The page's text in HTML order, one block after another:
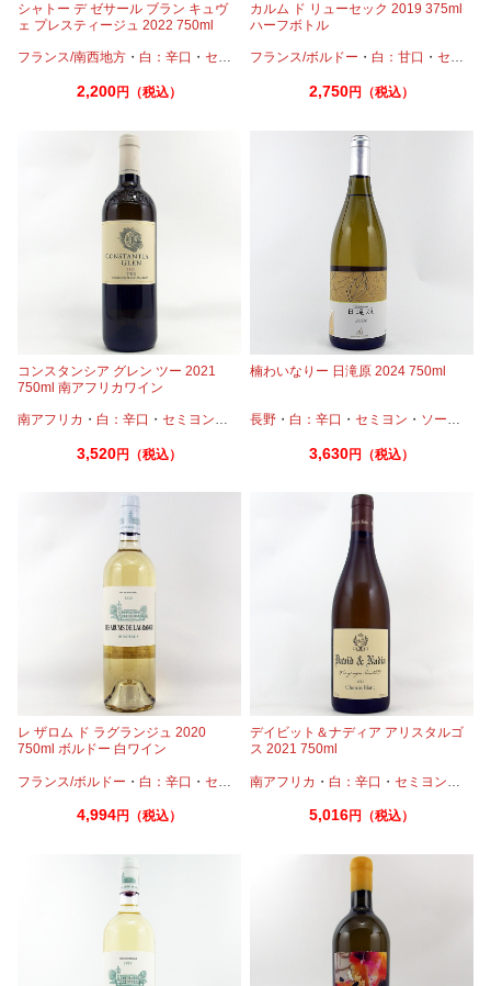
シャトー デ ゼサール ブラン キュヴ
ェ プレスティージュ 2022 750ml
フランス/南西地方 ・ 白：辛口 ・ セミヨン ・ソーヴィニオンブラン
2,200円（税込）
カルム ド リューセック 2019 375ml
ハーフボトル
フランス/ボルドー ・ 白：甘口 ・セミヨン
2,750円（税込）
コンスタンシア グレン ツー 2021
750ml 南アフリカワイン
南アフリカ ・ 白：辛口 ・ セミヨン・ ソーヴィニオンブラン
3,520円（税込）
楠わいなりー 日滝原 2024 750ml
長野 ・ 白：辛口 ・セミヨン ・ ソーヴィニオンブラン
3,630円（税込）
レ ザロム ド ラグランジュ 2020
750ml ボルドー 白ワイン
フランス/ボルドー ・ 白：辛口 ・ セミヨン ・ソーヴィニオンブラン
4,994円（税込）
デイビット＆ナディア アリスタルゴ
ス 2021 750ml
南アフリカ ・ 白：辛口 ・セミヨン
5,016円（税込）